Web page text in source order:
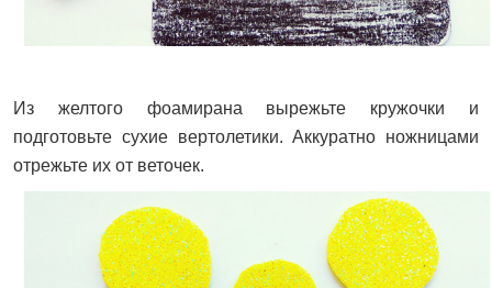
Из желтого фоамирана вырежьте кружочки и
подготовьте сухие вертолетики. Аккуратно ножницами
отрежьте их от веточек.